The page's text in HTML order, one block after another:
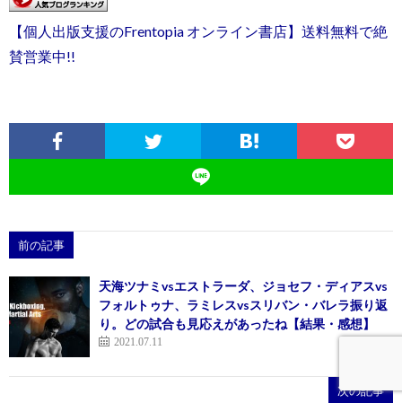
【個人出版支援のFrentopia オンライン書店】送料無料で絶
賛営業中!!
前の記事
天海ツナミvsエストラーダ、ジョセフ・ディアスvs
フォルトゥナ、ラミレスvsスリバン・バレラ振り返
り。どの試合も見応えがあったね【結果・感想】
2021.07.11
次の記事